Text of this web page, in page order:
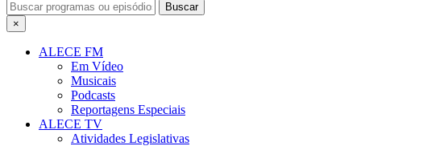
Buscar
×
ALECE FM
Em Vídeo
Musicais
Podcasts
Reportagens Especiais
ALECE TV
Atividades Legislativas